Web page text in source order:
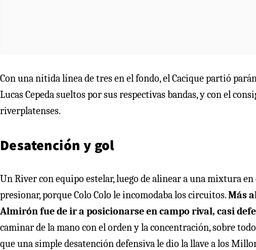
Con una nítida línea de tres en el fondo, el Cacique partió
Lucas Cepeda sueltos por sus respectivas bandas, y con el
riverplatenses.
Desatención y gol
Un River con equipo estelar, luego de alinear a una mixtura
presionar, porque Colo Colo le incomodaba los circuitos.Más
Almirón fue de ir a posicionarse en campo rival, casi
caminar de la mano con el orden y la concentración, sobre
que una simple desatención defensiva le dio la llave a los